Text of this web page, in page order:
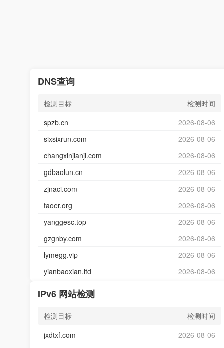
DNS查询
检测目标
检测时间
spzb.cn
2026-08-06
sixsixrun.com
2026-08-06
changxinjianji.com
2026-08-06
gdbaolun.cn
2026-08-06
zjnaci.com
2026-08-06
taoer.org
2026-08-06
yanggesc.top
2026-08-06
gzgnby.com
2026-08-06
lymegg.vip
2026-08-06
yianbaoxian.ltd
2026-08-06
IPv6 网站检测
检测目标
检测时间
jxdtxf.com
2026-08-06